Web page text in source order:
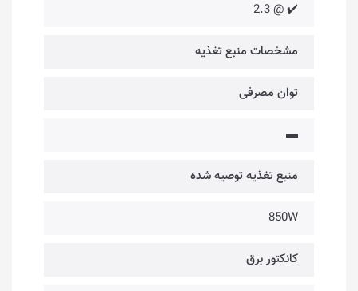
✔️ @ 2.3
مشخصات منبع تغذیه
توان مصرفی
▬
منبع تغذیه توصیه شده
850W
کانکتور برق